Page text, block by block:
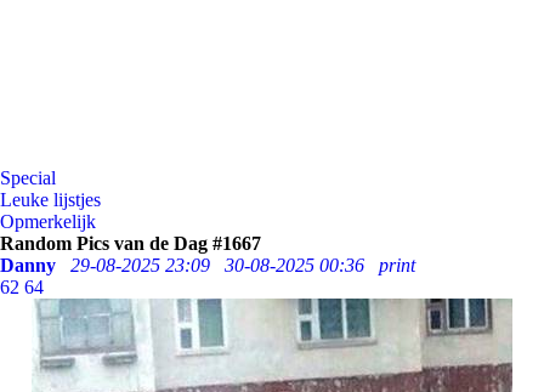
Special
Leuke lijstjes
Opmerkelijk
Random Pics van de Dag #1667
Danny
29-08-2025 23:09 30-08-2025 00:36
print
62 64